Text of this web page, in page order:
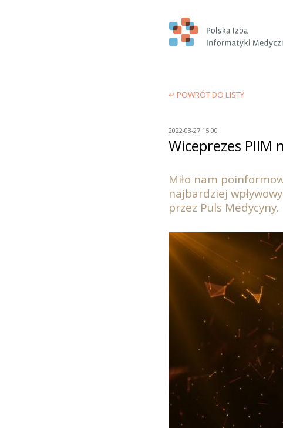
↵ POWRÓT DO LISTY
2022-03-27 15:00
Wiceprezes PIIM
Miło nam
najbardziej
przez Puls Medycyny.